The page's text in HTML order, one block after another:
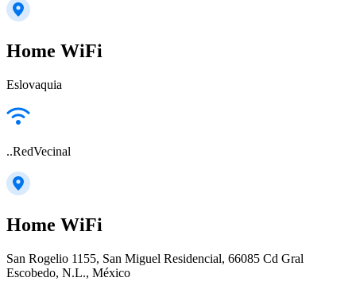
Home WiFi
Eslovaquia
..RedVecinal
Home WiFi
San Rogelio 1155, San Miguel Residencial, 66085 Cd Gral
Escobedo, N.L., México